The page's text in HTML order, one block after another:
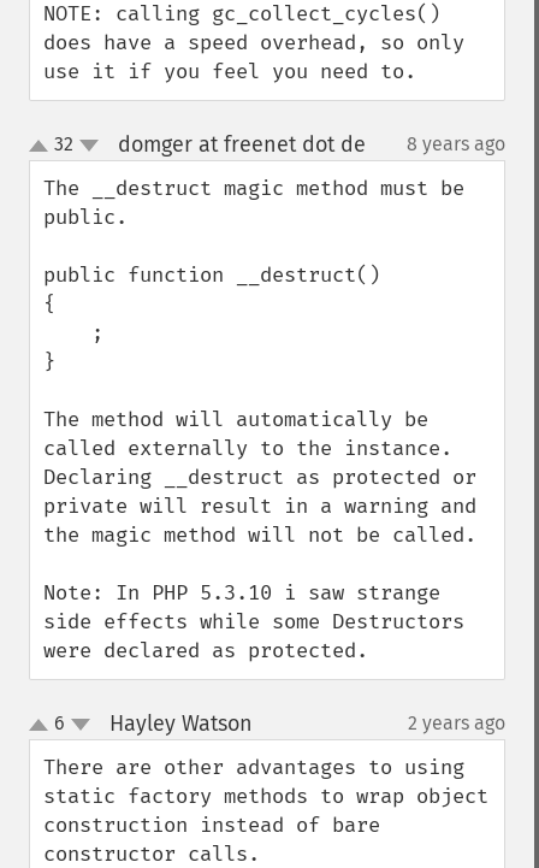
NOTE: calling gc_collect_cycles()
does have a speed overhead, so only
use it if you feel you need to.
up
down
32 domger at freenet dot de 8 years ago
The __destruct magic method must be
public.
public function __destruct()
{
}
The method will automatically be
called externally to the instance.
Declaring __destruct as protected or
private will result in a warning and
the magic method will not be called.
Note: In PHP 5.3.10 i saw strange
side effects while some Destructors
were declared as protected.
up
down
6 Hayley Watson 2 years ago
There are other advantages to using
static factory methods to wrap object
construction instead of bare
constructor calls.